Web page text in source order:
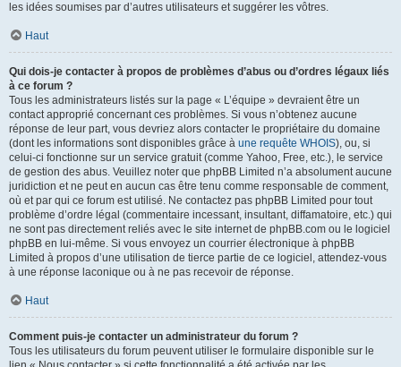
les idées soumises par d’autres utilisateurs et suggérer les vôtres.
Haut
Qui dois-je contacter à propos de problèmes d’abus ou d’ordres légaux liés
à ce forum ?
Tous les administrateurs listés sur la page « L’équipe » devraient être un
contact approprié concernant ces problèmes. Si vous n’obtenez aucune
réponse de leur part, vous devriez alors contacter le propriétaire du domaine
(dont les informations sont disponibles grâce à une requête WHOIS), ou, si
celui-ci fonctionne sur un service gratuit (comme Yahoo, Free, etc.), le service
de gestion des abus. Veuillez noter que phpBB Limited n’a absolument aucune
juridiction et ne peut en aucun cas être tenu comme responsable de comment,
où et par qui ce forum est utilisé. Ne contactez pas phpBB Limited pour tout
problème d’ordre légal (commentaire incessant, insultant, diffamatoire, etc.) qui
ne sont pas directement reliés avec le site internet de phpBB.com ou le logiciel
phpBB en lui-même. Si vous envoyez un courrier électronique à phpBB
Limited à propos d’une utilisation de tierce partie de ce logiciel, attendez-vous
à une réponse laconique ou à ne pas recevoir de réponse.
Haut
Comment puis-je contacter un administrateur du forum ?
Tous les utilisateurs du forum peuvent utiliser le formulaire disponible sur le